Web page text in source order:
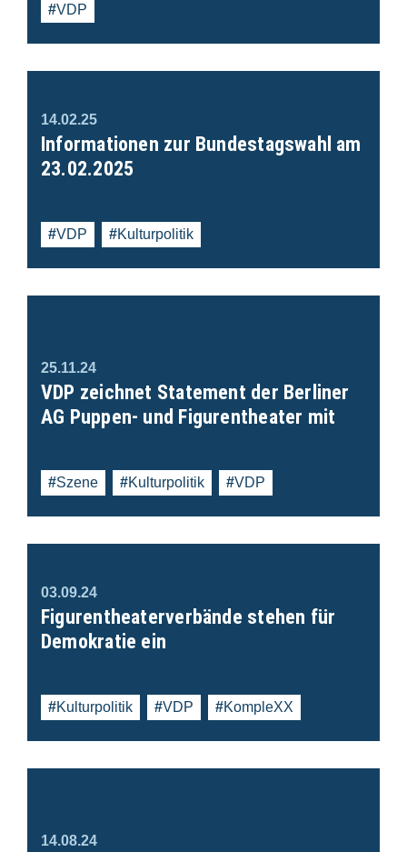
VDP
14.02.25
Informationen zur Bundestagswahl am
23.02.2025
VDP Kulturpolitik
25.11.24
VDP zeichnet Statement der Berliner
AG Puppen- und Figurentheater mit
Szene Kulturpolitik VDP
03.09.24
Figurentheaterverbände stehen für
Demokratie ein
Kulturpolitik VDP KompleXX
14.08.24